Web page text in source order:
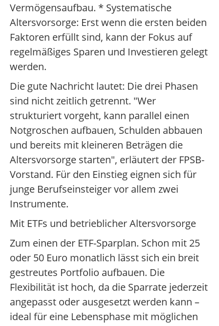
Vermögensaufbau. * Systematische
Altersvorsorge: Erst wenn die ersten beiden
Faktoren erfüllt sind, kann der Fokus auf
regelmäßiges Sparen und Investieren gelegt
werden.
Die gute Nachricht lautet: Die drei Phasen
sind nicht zeitlich getrennt. "Wer
strukturiert vorgeht, kann parallel einen
Notgroschen aufbauen, Schulden abbauen
und bereits mit kleineren Beträgen die
Altersvorsorge starten", erläutert der FPSB-
Vorstand. Für den Einstieg eignen sich für
junge Berufseinsteiger vor allem zwei
Instrumente.
Mit ETFs und betrieblicher Altersvorsorge
Zum einen der ETF-Sparplan. Schon mit 25
oder 50 Euro monatlich lässt sich ein breit
gestreutes Portfolio aufbauen. Die
Flexibilität ist hoch, da die Sparrate jederzeit
angepasst oder ausgesetzt werden kann –
ideal für eine Lebensphase mit möglichen